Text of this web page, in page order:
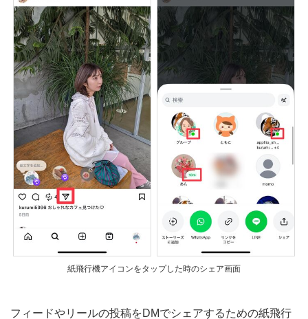
紙飛行機アイコンをタップした時のシェア画面
フィードやリールの投稿をDMでシェアするための紙飛行